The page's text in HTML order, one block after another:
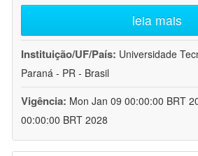
leia mais
Instituição/UF/País: Universidade
Paraná - PR - Brasil
Vigência: Mon Jan 09 00:00:00 BRT
00:00:00 BRT 2028